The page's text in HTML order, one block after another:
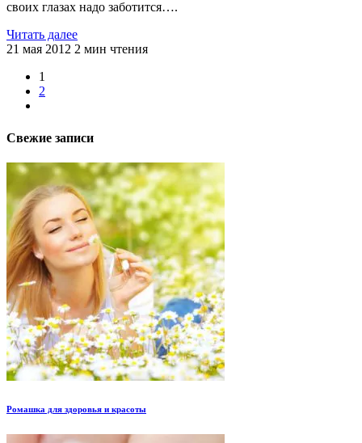
своих глазах надо заботится….
Читать далее
21 мая 2012 2 мин чтения
1
2
Свежие записи
Ромашка для здоровья и красоты